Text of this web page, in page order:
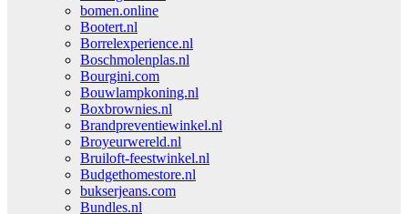
bomen.online
Bootert.nl
Borrelexperience.nl
Boschmolenplas.nl
Bourgini.com
Bouwlampkoning.nl
Boxbrownies.nl
Brandpreventiewinkel.nl
Broyeurwereld.nl
Bruiloft-feestwinkel.nl
Budgethomestore.nl
bukserjeans.com
Bundles.nl